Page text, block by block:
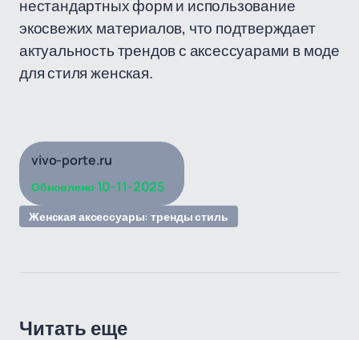
нестандартных форм и использование
экосвежих материалов, что подтверждает
актуальность трендов с аксессуарами в моде
для стиля женская.
vivo-porte.ru
Обновлено 10-11-2025
Женская аксессуары: тренды стиль
Читать еще